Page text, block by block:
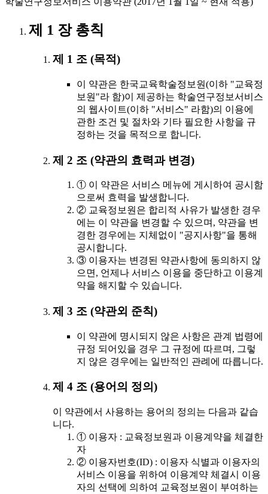
제 1 장 총칙
제 1 조 (목적)
이 약관은 한국교육학술정보원(이하 "교육정
보원"라 함)이 제공하는 학술연구정보서비스
의 웹사이트(이하 "서비스" 라함)의 이용에
관한 조건 및 절차와 기타 필요한 사항을 규
정하는 것을 목적으로 합니다.
제 2 조 (약관의 효력과 변경)
① 이 약관은 서비스 메뉴에 게시하여 공시함
으로써 효력을 발생합니다.
② 교육정보원은 합리적 사유가 발생한 경우
에는 이 약관을 변경할 수 있으며, 약관을 변
경한 경우에는 지체없이 "공지사항"을 통해
공시합니다.
③ 이용자는 변경된 약관사항에 동의하지 않
으면, 언제나 서비스 이용을 중단하고 이용계
약을 해지할 수 있습니다.
제 3 조 (약관외 준칙)
이 약관에 명시되지 않은 사항은 관계 법령에
규정 되어있을 경우 그 규정에 따르며, 그렇
지 않은 경우에는 일반적인 관례에 따릅니다.
제 4 조 (용어의 정의)
이 약관에서 사용하는 용어의 정의는 다음과 같습
니다.
① 이용자 : 교육정보원과 이용계약을 체결한
자
② 이용자번호(ID) : 이용자 식별과 이용자의
서비스 이용을 위하여 이용계약 체결시 이용
자의 선택에 의하여 교육정보원이 부여하는